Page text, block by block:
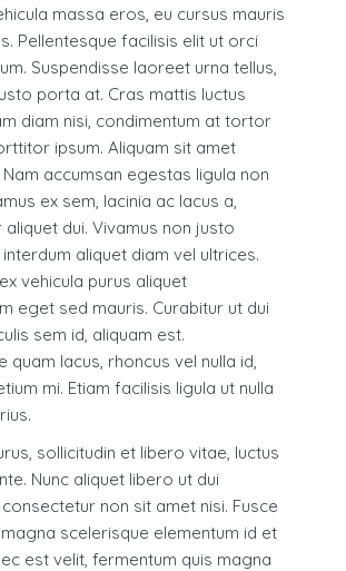
massa eros, eu cursus mauris
Pellentesque facilisis elit ut orci
Suspendisse laoreet urna tellus,
porta at. Cras mattis luctus
diam nisi, condimentum at tortor
ipsum. Aliquam sit amet
Nam accumsan egestas ligula non
ex sem, lacinia ac lacus a,
dui. Vivamus non justo
aliquet diam vel ultrices.
vehicula purus aliquet
eget sed mauris. Curabitur ut dui
sem id, aliquam est.
quam lacus, rhoncus vel nulla id,
mi. Etiam facilisis ligula ut nulla
sollicitudin et libero vitae, luctus
Nunc aliquet libero ut dui
non sit amet nisi. Fusce
scelerisque elementum id et
est velit, fermentum quis magna